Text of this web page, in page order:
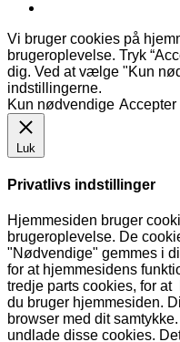
Vi bruger cookies på
brugeroplevelse. Tryk
dig. Ved at vælge "Kun
indstillingerne.
Kun nødvendige Accepter
Luk
Privatlivs indstillinger
Hjemmesiden bruger
brugeroplevelse. De
"Nødvendige" gemmes i
for at hjemmesidens
tredje parts cookies, for
du bruger hjemmesiden.
browser med dit
undlade disse cookies.